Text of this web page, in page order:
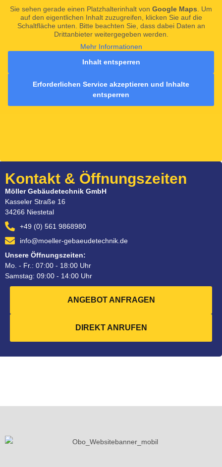
Sie sehen gerade einen Platzhalterinhalt von Google Maps . Um
auf den eigentlichen Inhalt zuzugreifen, klicken Sie auf die
Schaltfläche unten. Bitte beachten Sie, dass dabei Daten an
Drittanbieter weitergegeben werden.
Mehr Informationen
Inhalt entsperren
Erforderlichen Service akzeptieren und Inhalte
entsperren
Kontakt & Öffnungszeiten
Möller Gebäudetechnik GmbH
Kasseler Straße 16
34266 Niestetal
+49 (0) 561 9868980
info@moeller-gebaeudetechnik.de
Unsere Öffnungszeiten:
Mo. - Fr.: 07:00 - 18:00 Uhr
Samstag: 09:00 - 14:00 Uhr
ANGEBOT ANFRAGEN
DIREKT ANRUFEN